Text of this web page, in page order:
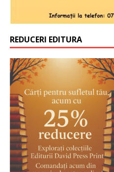
REDUCERI EDITURA